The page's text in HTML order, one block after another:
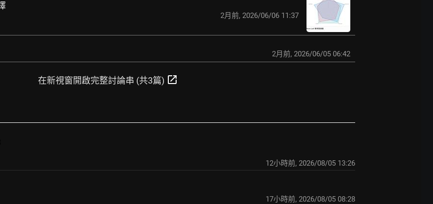
2月前, 2026/06/06 11:37
2月前, 2026/06/05 06:42
在新視窗開啟完整討論串 (共3篇) open_in_new
12小時前, 2026/08/05 13:26
17小時前, 2026/08/05 08:28